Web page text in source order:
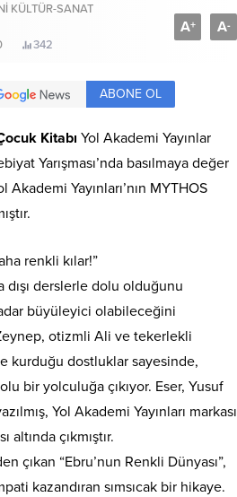
KÜLTÜR-SANAT
342
A+ A-
ABONE OL
Kitabı Yol Akademi Yayınlar
Yarışması’nda basılmaya değer
Yayınları’nın MYTHOS
renkli kılar!”
dışı derslerle dolu olduğunu
büyüleyici olabileceğini
otizmli Ali ve tekerlekli
kurduğu dostluklar sayesinde,
bir yolculuğa çıkıyor. Eser, Yusuf
Yol Akademi Yayınları markası
altında çıkmıştır.
çıkan “Ebru’nun Renkli Dünyası”,
kazandıran sımsıcak bir hikaye.